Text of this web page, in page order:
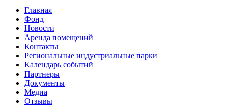
Главная
Фонд
Новости
Аренда помещений
Контакты
Региональные индустриальные парки
Календарь событий
Партнеры
Документы
Медиа
Отзывы